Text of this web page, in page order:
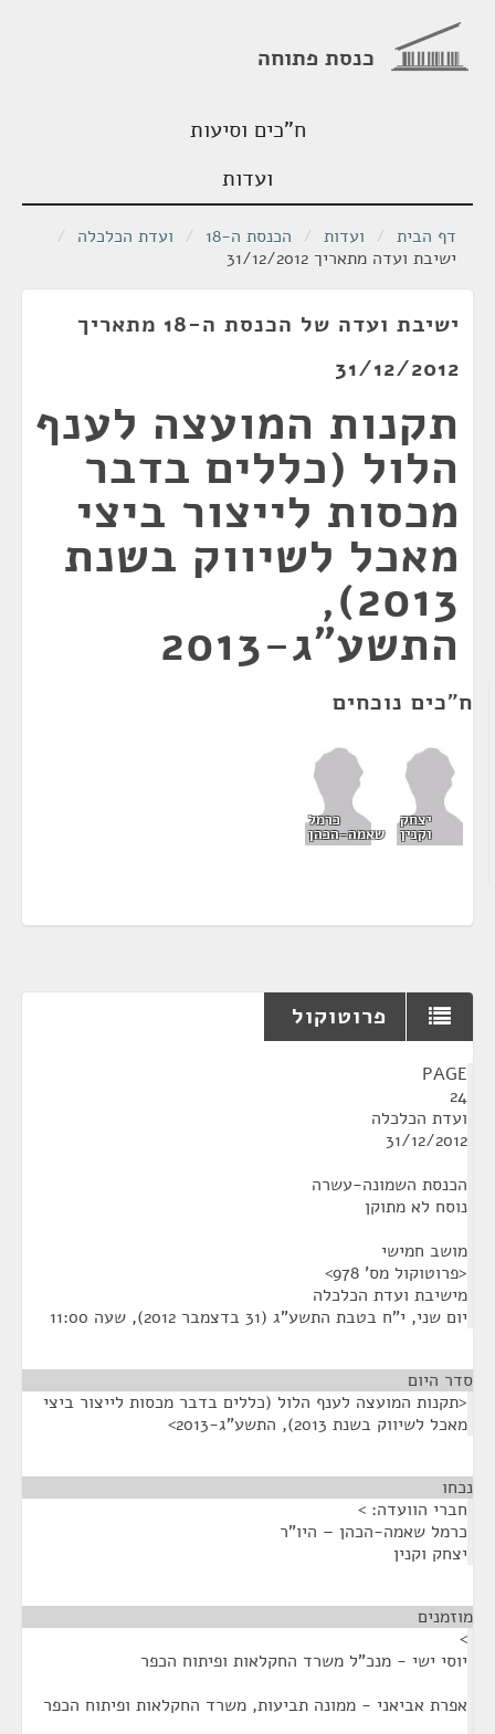
כנסת פתוחה
ח"כים וסיעות
ועדות
דף הבית / ועדות / הכנסת ה-18 / ועדת הכלכלה /
ישיבת ועדה מתאריך 31/12/2012
ישיבת ועדה של הכנסת ה-18 מתאריך
31/12/2012
תקנות המועצה לענף
הלול (כללים בדבר
מכסות לייצור ביצי
מאכל לשיווק בשנת
2013),
התשע"ג-2013
ח"כים נוכחים
יצחק
וקנין
כרמל
שאמה-הכהן
פרוטוקול
PAGE
24
ועדת הכלכלה
31/12/2012
הכנסת השמונה-עשרה
נוסח לא מתוקן
מושב חמישי
<פרוטוקול מס' 978>
מישיבת ועדת הכלכלה
יום שני, י"ח בטבת התשע"ג (31 בדצמבר 2012), שעה 11:00
סדר היום
<תקנות המועצה לענף הלול (כללים בדבר מכסות לייצור ביצי
מאכל לשיווק בשנת 2013), התשע"ג-2013>
נכחו
חברי הוועדה: >
כרמל שאמה-הכהן – היו"ר
יצחק וקנין
מוזמנים
>
יוסי ישי - מנכ"ל משרד החקלאות ופיתוח הכפר
אפרת אביאני - ממונה תביעות, משרד החקלאות ופיתוח הכפר